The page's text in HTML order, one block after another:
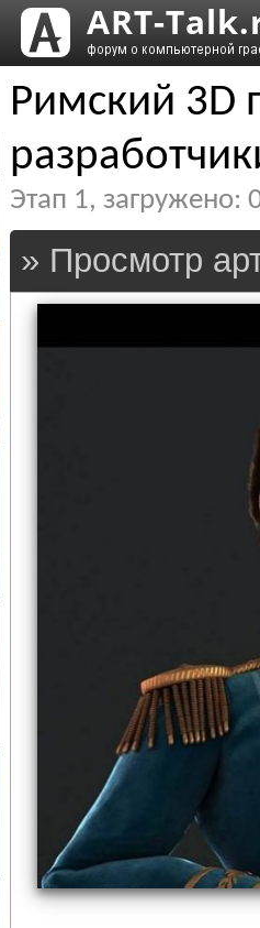
Римский 3D
Этап 1, загружено:
» Просмотр